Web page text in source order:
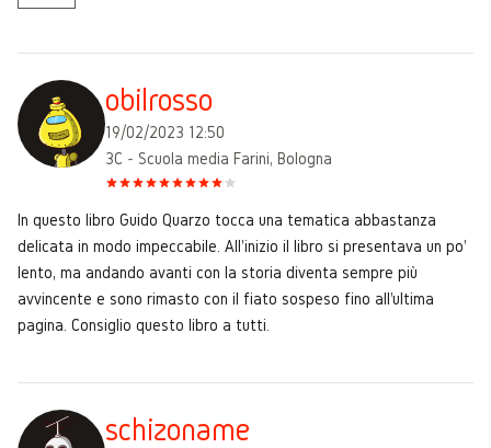
obilrosso
19/02/2023 12:50
3C - Scuola media Farini, Bologna
In questo libro Guido Quarzo tocca una tematica abbastanza
delicata in modo impeccabile. All'inizio il libro si presentava un po'
lento, ma andando avanti con la storia diventa sempre più
avvincente e sono rimasto con il fiato sospeso fino all'ultima
pagina. Consiglio questo libro a tutti.
schizoname